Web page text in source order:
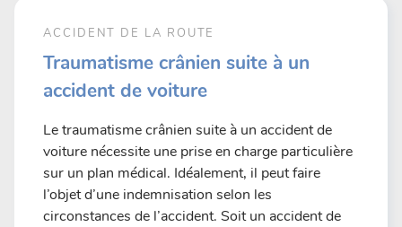
ACCIDENT DE LA ROUTE
Traumatisme crânien suite à un
accident de voiture
Le traumatisme crânien suite à un accident de
voiture nécessite une prise en charge particulière
sur un plan médical. Idéalement, il peut faire
l’objet d’une indemnisation selon les
circonstances de l’accident. Soit un accident de